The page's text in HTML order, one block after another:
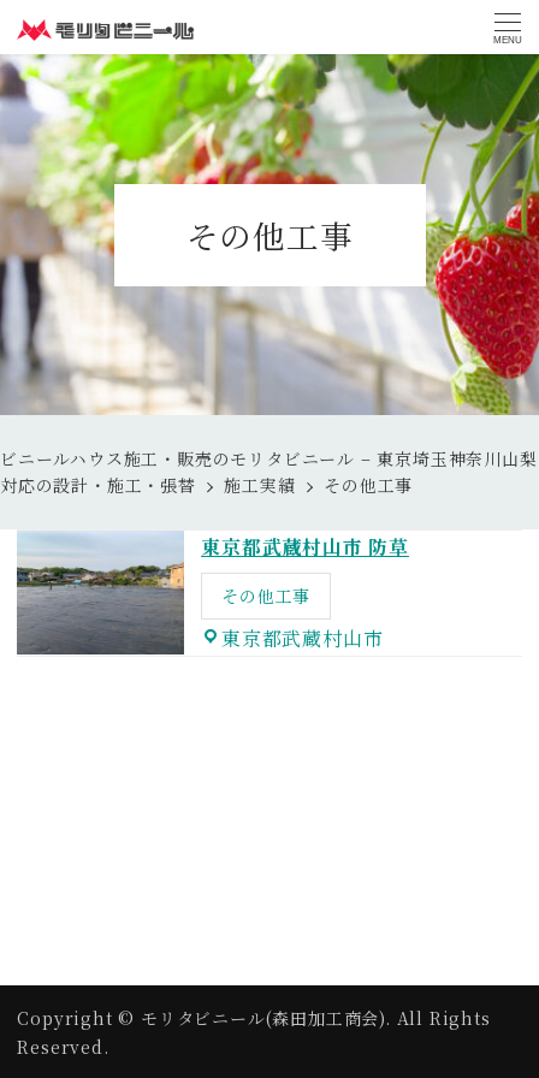
MENU
その他工事
ビニールハウス施工・販売のモリタビニール – 東京埼玉神奈川山梨
対応の設計・施工・張替
施工実績 その他工事
東京都武蔵村山市 防草
その他工事
東京都武蔵村山市
Copyright © モリタビニール(森田加工商会). All Rights
Reserved.